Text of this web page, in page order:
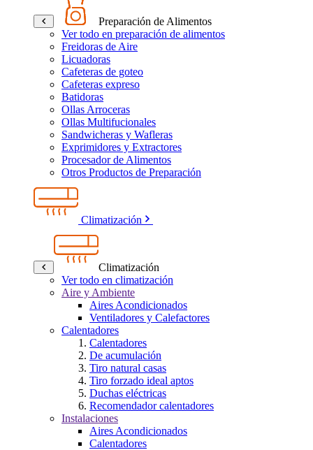
Preparación de Alimentos
Ver todo en preparación de alimentos
Freidoras de Aire
Licuadoras
Cafeteras de goteo
Cafeteras expreso
Batidoras
Ollas Arroceras
Ollas Multifucionales
Sandwicheras y Wafleras
Exprimidores y Extractores
Procesador de Alimentos
Otros Productos de Preparación
Climatización
Climatización
Ver todo en climatización
Aire y Ambiente
Aires Acondicionados
Ventiladores y Calefactores
Calentadores
Calentadores
De acumulación
Tiro natural casas
Tiro forzado ideal aptos
Duchas eléctricas
Recomendador calentadores
Instalaciones
Aires Acondicionados
Calentadores